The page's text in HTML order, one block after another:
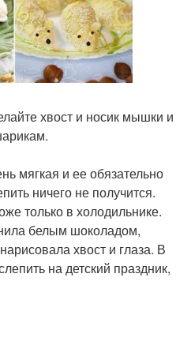
хвост и носик мышки и
мягкая и ее обязательно
ничего не получится.
только в холодильнике.
белым шоколадом,
хвост и глаза. В
на детский праздник,